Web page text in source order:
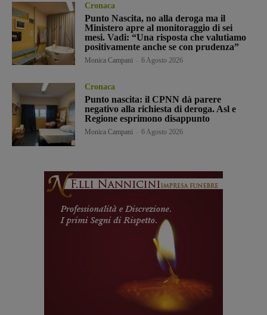
Cronaca
Punto Nascita, no alla deroga ma il
Ministero apre al monitoraggio di sei
mesi. Vadi: “Una risposta che valutiamo
positivamente anche se con prudenza”
Monica Campani 6 Agosto 2026
Cronaca
Punto nascita: il CPNN dà parere
negativo alla richiesta di deroga. Asl e
Regione esprimono disappunto
Monica Campani 6 Agosto 2026